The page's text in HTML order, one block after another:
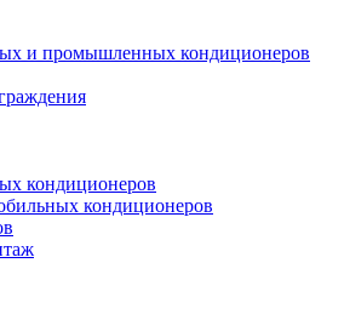
и промышленных кондиционеров
кондиционеров
кондиционеров